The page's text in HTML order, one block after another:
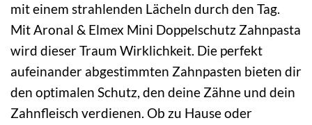
mit einem strahlenden Lächeln durch den Tag.
Mit Aronal & Elmex Mini Doppelschutz Zahnpasta
wird dieser Traum Wirklichkeit. Die perfekt
aufeinander abgestimmten Zahnpasten bieten dir
den optimalen Schutz, den deine Zähne und dein
Zahnfleisch verdienen. Ob zu Hause oder